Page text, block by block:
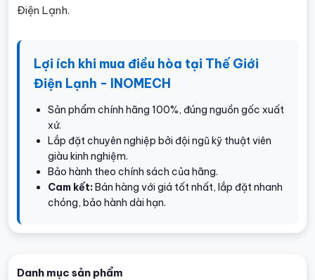
Danh mục sản phẩm
Điện Lạnh.
Lợi ích khi mua điều hòa tại Thế Giới
Điện Lạnh - INOMECH
Sản phẩm chính hãng 100%, đúng nguồn gốc xuất
xứ.
Lắp đặt chuyên nghiệp bởi đội ngũ kỹ thuật viên
giàu kinh nghiệm.
Bảo hành theo chính sách của hãng.
Cam kết:Bán hàng với giá tốt nhất, lắp đặt nhanh
chóng, bảo hành dài hạn.